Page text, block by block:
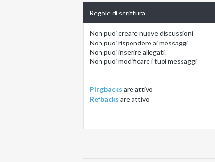
Regole di scrittura
Non puoicreare nuove discussioni
Non puoirispondere ai messaggi
Non puoiinserire allegati.
Non puoimodificare i tuoi messaggi
Pingbacks areattivo
Refbacks areattivo